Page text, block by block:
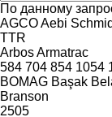
По данному
AGCOAebi
TTR
ArbosArmatrac
584 704 854 1054
BOMAG Başak
Branson
2505